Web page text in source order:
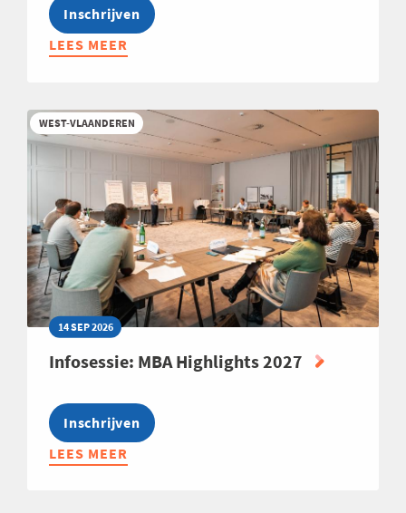
Inschrijven
LEES MEER
ABOUT
PRODUCTION
TEAMLEADER
2026
WEST-VLAANDEREN
14 SEP 2026
Infosessie: MBA Highlights 2027
Inschrijven
LEES MEER
ABOUT